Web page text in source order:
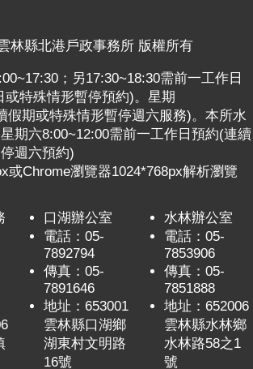
林縣北港戶政事務所 版權所有
；另17:30~18:30需前一工作日
或特殊情形暫停預約)。星期
假期或特殊情形暫停週六服務)。本所水
期六8:00~12:00需前一工作日預約(連續
週六預約)
或Chrome瀏覽器1024*768px解析瀏覽
口湖辦公室
電話：05-
7892794
傳真：05-
7891646
地址：653001
雲林縣口湖鄉
湖東村文明路
16號
水林辦公室
電話：05-
7853906
傳真：05-
7851888
地址：652006
雲林縣水林鄉
水林路58之1
號